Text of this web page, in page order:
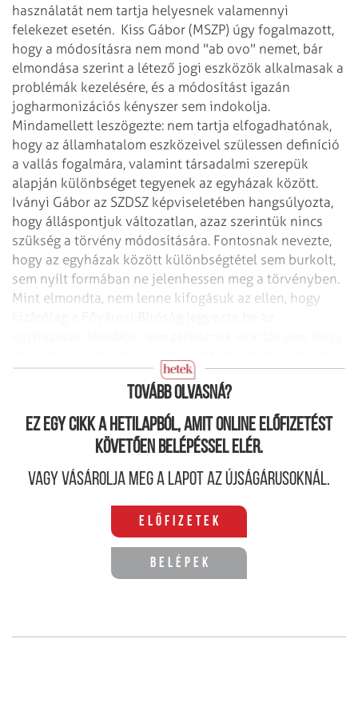
használatát nem tartja helyesnek valamennyi
felekezet esetén. Kiss Gábor (MSZP) úgy fogalmazott,
hogy a módosításra nem mond "ab ovo" nemet, bár
elmondása szerint a létező jogi eszközök alkalmasak a
problémák kezelésére, és a módosítást igazán
jogharmonizációs kényszer sem indokolja.
Mindamellett leszögezte: nem tartja elfogadhatónak,
hogy az államhatalom eszközeivel szülessen definíció
a vallás fogalmára, valamint társadalmi szerepük
alapján különbséget tegyenek az egyházak között.
Iványi Gábor az SZDSZ képviseletében hangsúlyozta,
hogy álláspontjuk változatlan, azaz szerintük nincs
szükség a törvény módosítására. Fontosnak nevezte,
hogy az egyházak között különbségtétel sem burkolt,
sem nyílt formában ne jelenhessen meg a törvényben.
Mint elmondta, nem lenne kifogásuk az ellen, hogy
hitvallásuk leírását.
Tovább olvasná?
Ez egy cikk a hetilapból, amit online előfizetést
követően belépéssel elér.
Vagy vásárolja meg a lapot az újságárusoknál.
Előfizetek
Belépek